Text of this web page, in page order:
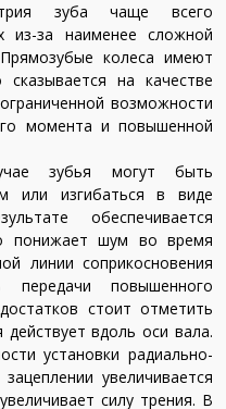
зуба чаще всего
из-за наименее сложной
колеса имеют
на качестве
возможности
момента и повышенной
зубья могут быть
или изгибаться в виде
обеспечивается
понижает шум во время
линии соприкосновения
передачи повышенного
стоит отметить
вдоль оси вала.
установки радиально-
увеличивается
силу трения. В